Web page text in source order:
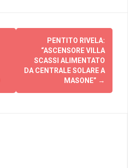
PENTITO RIVELA:
“ASCENSORE VILLA
SCASSI ALIMENTATO
DA CENTRALE SOLARE A
MASONE” →